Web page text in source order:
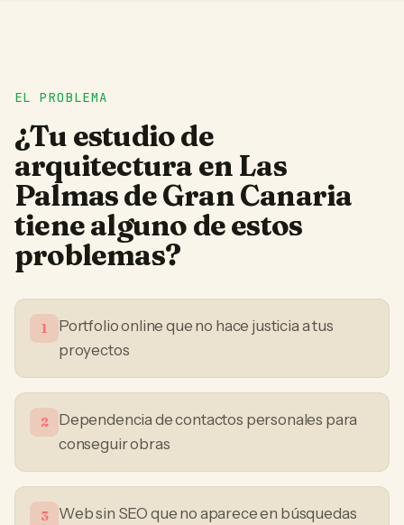
EL PROBLEMA
¿Tu estudio de
arquitectura en Las
Palmas de Gran Canaria
tiene alguno de estos
problemas?
1
Portfolio online que no hace justicia a tus
proyectos
2
Dependencia de contactos personales para
conseguir obras
3
Web sin SEO que no aparece en búsquedas